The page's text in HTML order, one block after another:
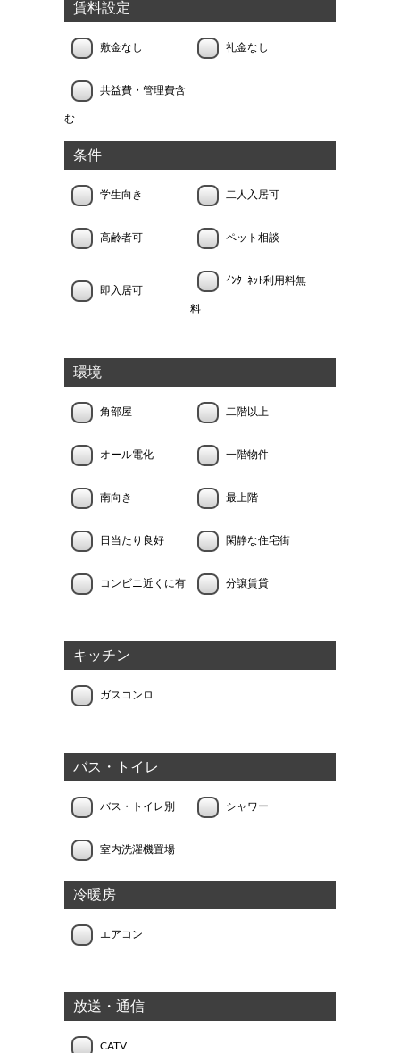
賃料設定
敷金なし 礼金なし
共益費・管理費含
む
条件
学生向き 二人入居可
高齢者可 ペット相談
即入居可
ｲﾝﾀｰﾈｯﾄ利用料無
料
環境
角部屋 二階以上
オール電化 一階物件
南向き 最上階
日当たり良好 閑静な住宅街
コンビニ近くに有 分譲賃貸
キッチン
ガスコンロ
バス・トイレ
バス・トイレ別 シャワー
室内洗濯機置場
冷暖房
エアコン
放送・通信
CATV